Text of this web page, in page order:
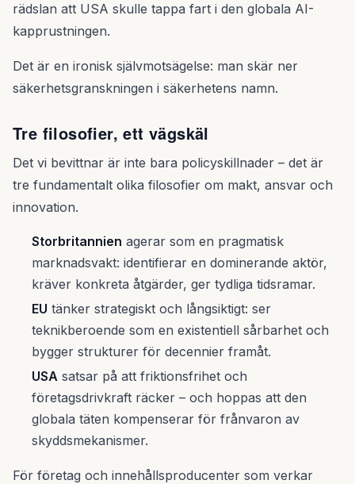
rädslan att USA skulle tappa fart i den globala AI-
kapprustningen.
Det är en ironisk självmotsägelse: man skär ner
säkerhetsgranskningen i säkerhetens namn.
Tre filosofier, ett vägskäl
Det vi bevittnar är inte bara policyskillnader – det är
tre fundamentalt olika filosofier om makt, ansvar och
innovation.
Storbritannien agerar som en pragmatisk
marknadsvakt: identifierar en dominerande aktör,
kräver konkreta åtgärder, ger tydliga tidsramar.
EU tänker strategiskt och långsiktigt: ser
teknikberoende som en existentiell sårbarhet och
bygger strukturer för decennier framåt.
USA satsar på att friktionsfrihet och
företagsdrivkraft räcker – och hoppas att den
globala täten kompenserar för frånvaron av
skyddsmekanismer.
För företag och innehållsproducenter som verkar